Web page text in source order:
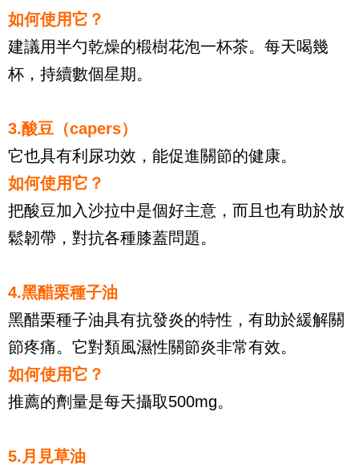
如何使用它？
建議用半勺乾燥的椴樹花泡一杯茶。每天喝幾
杯，持續數個星期。
3.酸豆（capers）
它也具有利尿功效，能促進關節的健康。
如何使用它？
把酸豆加入沙拉中是個好主意，而且也有助於放
鬆韌帶，對抗各種膝蓋問題。
4.黑醋栗種子油
黑醋栗種子油具有抗發炎的特性，有助於緩解關
節疼痛。它對類風濕性關節炎非常有效。
如何使用它？
推薦的劑量是每天攝取500mg。
5.月見草油